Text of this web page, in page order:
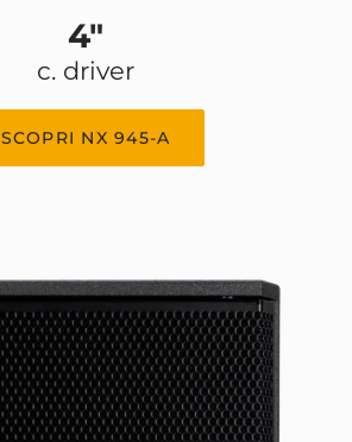
4"
c. driver
SCOPRI NX 945-A